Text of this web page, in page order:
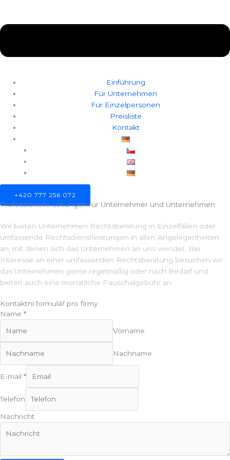
Einführung
Für Unternehmen
Für Einzelpersonen
Preisliste
Kontakt
+420 777 256 072
Professionelle Lösungen für Unternehmer und Unternehmen
Wir bieten Unternehmen Rechtsberatung in Einzelfällen oder
umfassende Rechtsdienstleistungen in allen Angelegenheiten
an, mit denen sich das Unternehmen an uns wendet. Bei
Interesse an einer umfassenden Rechtsberatung besuchen wir
das Unternehmen gerne regelmäßig oder nach Bedarf und
bieten auch eine monatliche Pauschalgebühr an.
Kontaktní formulář pro firmy
Name *
Vorname
Nachname
E-mail *
m
Telefon
Nachricht